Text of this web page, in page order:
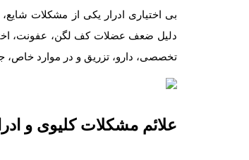
بی اختیاری ادرار یکی از مشکلات
دلیل ضعف عضلات کف لگن، عفونت،
تخصصی، دارو، تزریق و در موارد خاص،
علائم مشکلات کلیوی و